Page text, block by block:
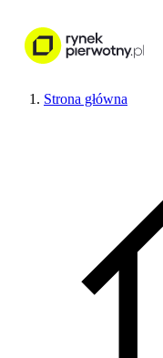
Strona główna